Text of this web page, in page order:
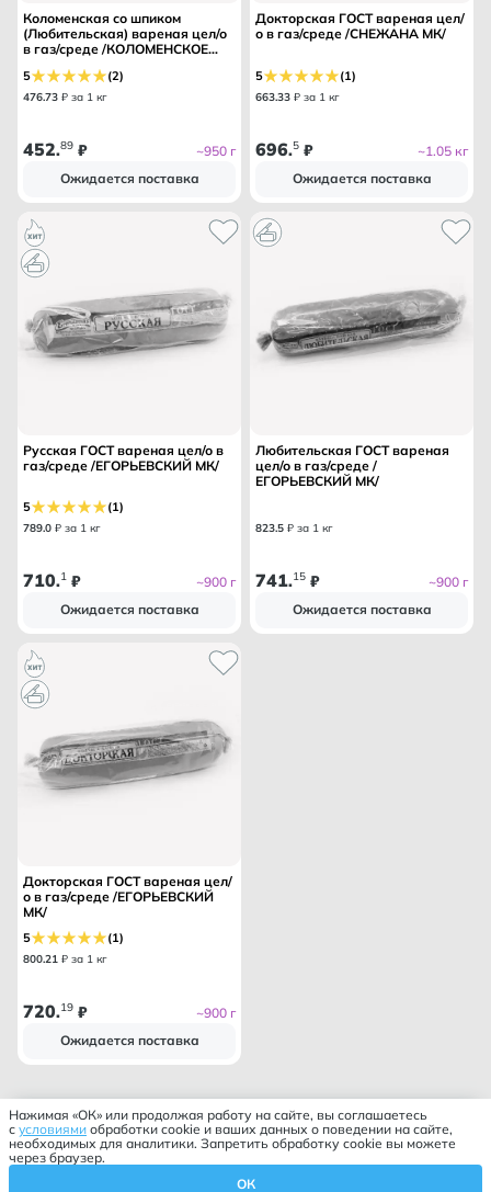
Коломенская со шпиком
(Любительская) вареная цел/о
в газ/среде /КОЛОМЕНСКОЕ
5 (2)
476.73 ₽ за 1 кг
452.89 ₽
~950 г
Ожидается поставка
Докторская ГОСТ вареная цел/
о в газ/среде /СНЕЖАНА МК/
5 (1)
663.33 ₽ за 1 кг
696.5 ₽
~1.05 кг
Ожидается поставка
Русская ГОСТ вареная цел/о в
газ/среде /ЕГОРЬЕВСКИЙ МК/
5 (1)
789.0 ₽ за 1 кг
710.1 ₽
~900 г
Ожидается поставка
Любительская ГОСТ вареная
цел/о в газ/среде /
ЕГОРЬЕВСКИЙ МК/
823.5 ₽ за 1 кг
741.15 ₽
~900 г
Ожидается поставка
Докторская ГОСТ вареная цел/
о в газ/среде /ЕГОРЬЕВСКИЙ
МК/
5 (1)
800.21 ₽ за 1 кг
720.19 ₽
~900 г
Ожидается поставка
Нажимая «ОК» или продолжая работу на сайте, вы соглашаетесь
с условиями обработки cookie и ваших данных о поведении на сайте,
необходимых для аналитики. Запретить обработку cookie вы можете
через браузер.
ОК